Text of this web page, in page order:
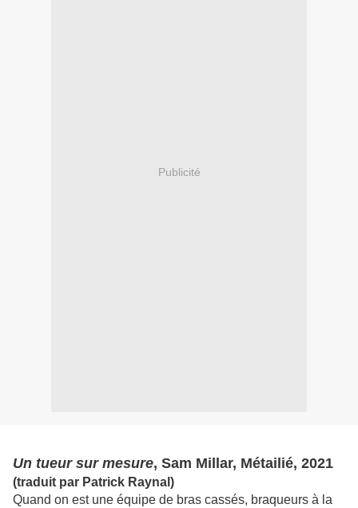
Publicité
Un tueur sur mesure, Sam Millar, Métailié, 2021
(traduit par Patrick Raynal)
Quand on est une équipe de bras cassés, braqueurs à la